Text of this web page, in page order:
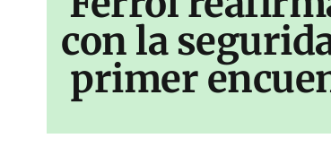
con la
primer